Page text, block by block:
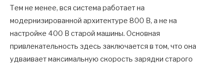
Тем не менее, вся система работает на
модернизированной архитектуре 800 В, а не на
настройке 400 В старой машины. Основная
привлекательность здесь заключается в том, что она
удваивает максимальную скорость зарядки старого